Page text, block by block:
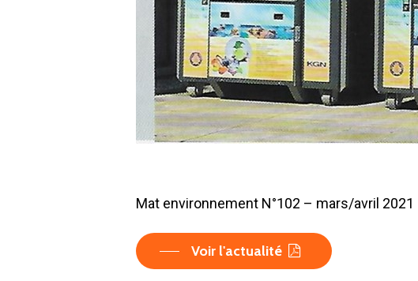
Mat environnement N°102 – mars/avril 2021
Voir l'actualité